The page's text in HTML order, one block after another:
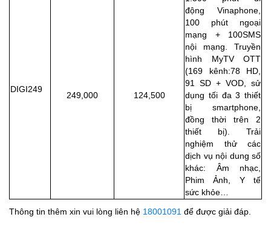
DIGI249
249,000 124,500
động
Vinaphone,
100 phút ngoại
mạng + 100SMS
nội mạng. Truyền
hình MyTV OTT
(169 kênh:78 HD,
91 SD + VOD, sử
dụng tối đa 3 thiết
bị smartphone,
đồng thời trên 2
thiết bị). Trải
nghiệm thử các
dịch vụ nội dung số
khác: Âm nhạc,
Phim Ảnh, Y tế
sức khỏe…
Thông tin thêm xin vui lòng liên hệ 18001091 để được giải đáp.